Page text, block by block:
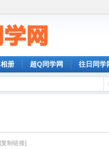
相册 超Q同学网 往日同学
[复制链接]